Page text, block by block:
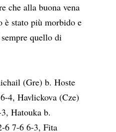
che alla buona vena
è stato più morbido e
quello di
(Gre) b. Hoste
4, Havlickova (Cze)
Hatouka b.
6 7-6 6-3, Fita